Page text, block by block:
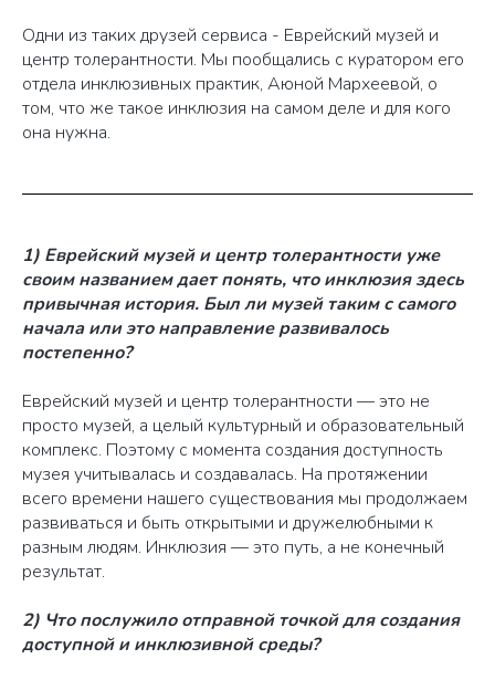
Одни из таких друзей сервиса - Еврейский музей и
центр толерантности. Мы пообщались с куратором его
отдела инклюзивных практик, Аюной Мархеевой, о
том, что же такое инклюзия на самом деле и для кого
она нужна.
1) Еврейский музей и центр толерантности уже
своим названием дает понять, что инклюзия здесь
привычная история. Был ли музей таким с самого
начала или это направление развивалось
постепенно?
Еврейский музей и центр толерантности — это не
просто музей, а целый культурный и образовательный
комплекс. Поэтому с момента создания доступность
музея учитывалась и создавалась. На протяжении
всего времени нашего существования мы продолжаем
развиваться и быть открытыми и дружелюбными к
разным людям. Инклюзия — это путь, а не конечный
результат.
2) Что послужило отправной точкой для создания
доступной и инклюзивной среды?